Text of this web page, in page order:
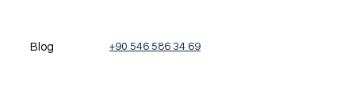
Blog +90 546 586 34 69